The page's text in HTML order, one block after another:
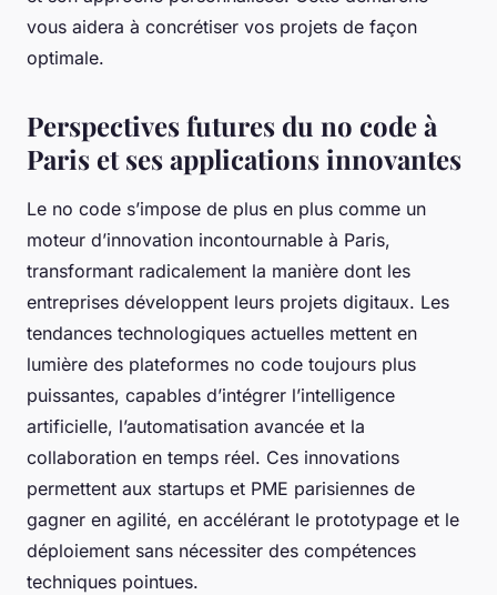
vous aidera à concrétiser vos projets de façon
optimale.
Perspectives futures du no code à
Paris et ses applications innovantes
Le no code s’impose de plus en plus comme un
moteur d’innovation incontournable à Paris,
transformant radicalement la manière dont les
entreprises développent leurs projets digitaux. Les
tendances technologiques actuelles mettent en
lumière des plateformes no code toujours plus
puissantes, capables d’intégrer l’intelligence
artificielle, l’automatisation avancée et la
collaboration en temps réel. Ces innovations
permettent aux startups et PME parisiennes de
gagner en agilité, en accélérant le prototypage et le
déploiement sans nécessiter des compétences
techniques pointues.